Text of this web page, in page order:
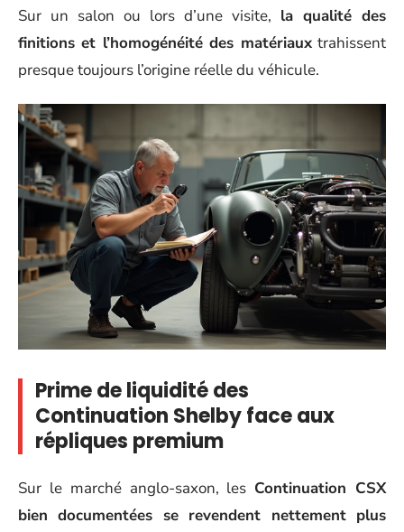
Sur un salon ou lors d’une visite, la qualité des
finitions et l’homogénéité des matériauxtrahissent
presque toujours l’origine réelle du véhicule.
Prime de liquidité des
Continuation Shelby face aux
répliques premium
Sur le marché anglo-saxon, les Continuation CSX
bien documentées se revendent nettement plus